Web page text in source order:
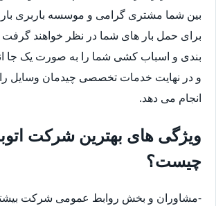
بین شما مشتری گرامی و موسسه باربری بار
برای حمل بار های شما در نظر خواهند گرفت
بندی و اسباب کشی شما را به صورت یک جا
و در نهایت خدمات تخصصی چیدمان وسایل
انجام می دهد.
ویژگی های بهترین شرکت
چیست؟
-مشاوران و بخش روابط عمومی شرکت